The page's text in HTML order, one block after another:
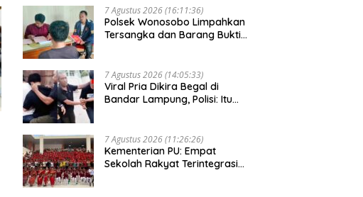
7 Agustus 2026 (16:11:36)
Polsek Wonosobo Limpahkan
Tersangka dan Barang Bukti
7 Agustus 2026 (14:05:33)
Viral Pria Dikira Begal di
Bandar Lampung, Polisi: Itu
7 Agustus 2026 (11:26:26)
Kementerian PU: Empat
Sekolah Rakyat Terintegrasi